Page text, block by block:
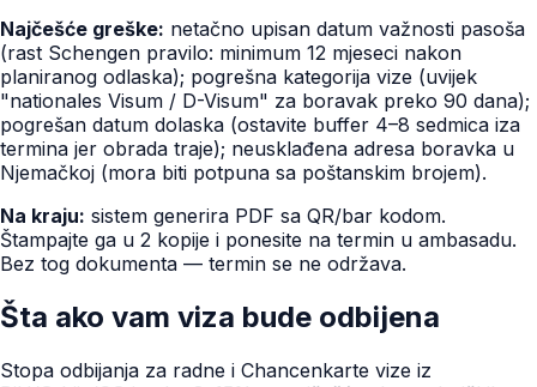
Najčešće greške: netačno upisan datum važnosti pasoša
(rast Schengen pravilo: minimum 12 mjeseci nakon
planiranog odlaska); pogrešna kategorija vize (uvijek
"nationales Visum / D-Visum" za boravak preko 90 dana);
pogrešan datum dolaska (ostavite buffer 4–8 sedmica iza
termina jer obrada traje); neusklađena adresa boravka u
Njemačkoj (mora biti potpuna sa poštanskim brojem).
Na kraju: sistem generira PDF sa QR/bar kodom.
Štampajte ga u 2 kopije i ponesite na termin u ambasadu.
Bez tog dokumenta — termin se ne održava.
Šta ako vam viza bude odbijena
Stopa odbijanja za radne i Chancenkarte vize iz